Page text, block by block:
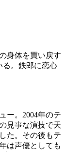
身体を買い戻す
る。鉄郎に恋心
ー。2004年のテ
見事な演技で天
た。その後もテ
は声優としても